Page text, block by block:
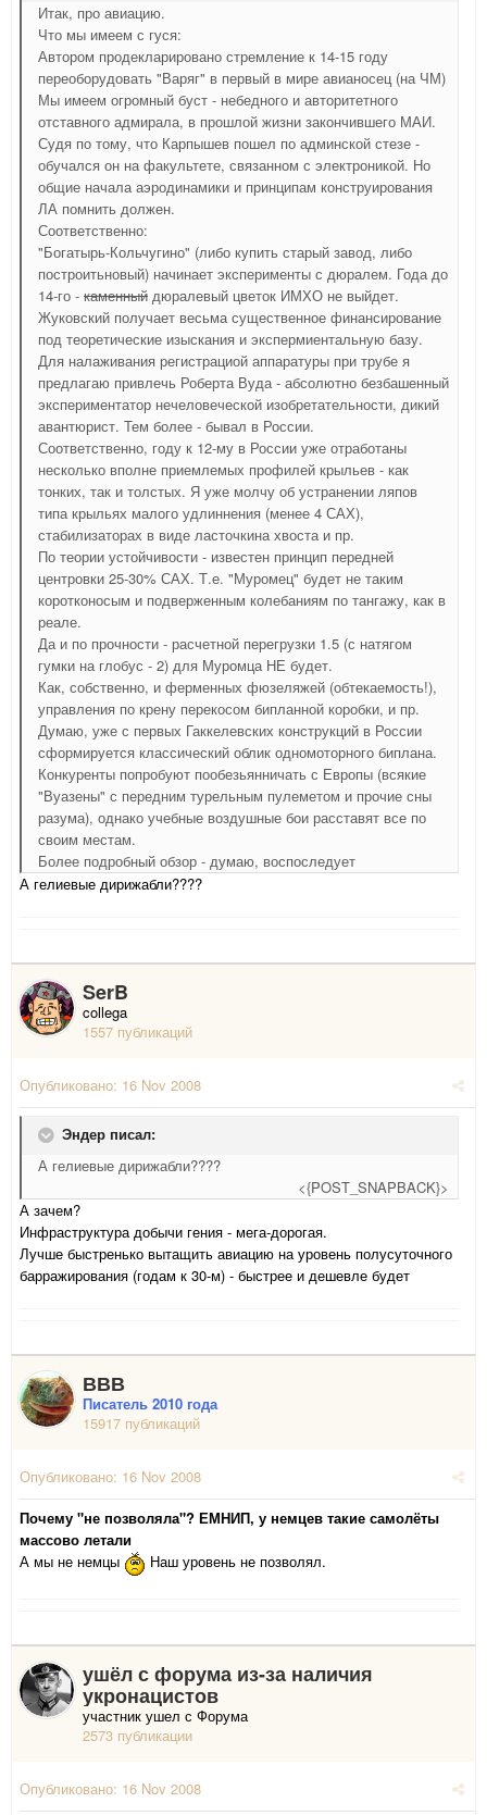
Итак, про авиацию.
Что мы имеем с гуся:
Автором продекларировано стремление к 14-15 году
переоборудовать "Варяг" в первый в мире авианосец (на ЧМ)
Мы имеем огромный буст - небедного и авторитетного
отставного адмирала, в прошлой жизни закончившего МАИ.
Судя по тому, что Карпышев пошел по админской стезе -
обучался он на факультете, связанном с электроникой. Но
общие начала аэродинамики и принципам конструирования
ЛА помнить должен.
Соответственно:
"Богатырь-Кольчугино" (либо купить старый завод, либо
построитьновый) начинает эксперименты с дюралем. Года до
14-го - каменный дюралевый цветок ИМХО не выйдет.
Жуковский получает весьма существенное финансирование
под теоретические изыскания и экспермиентальную базу.
Для налаживания регистрациой аппаратуры при трубе я
предлагаю привлечь Роберта Вуда - абсолютно безбашенный
экспериментатор нечеловеческой изобретательности, дикий
авантюрист. Тем более - бывал в России.
Соответственно, году к 12-му в России уже отработаны
несколько вполне приемлемых профилей крыльев - как
тонких, так и толстых. Я уже молчу об устранении ляпов
типа крыльях малого удлиннения (менее 4 САХ),
стабилизаторах в виде ласточкина хвоста и пр.
По теории устойчивости - известен принцип передней
центровки 25-30% САХ. Т.е. "Муромец" будет не таким
коротконосым и подверженным колебаниям по тангажу, как в
реале.
Да и по прочности - расчетной перегрузки 1.5 (с натягом
гумки на глобус - 2) для Муромца НЕ будет.
Как, собственно, и ферменных фюзеляжей (обтекаемость!),
управления по крену перекосом бипланной коробки, и пр.
Думаю, уже с первых Гаккелевских конструкций в России
сформируется классический облик одномоторного биплана.
Конкуренты попробуют пообезьянничать с Европы (всякие
"Вуазены" с передним турельным пулеметом и прочие сны
разума), однако учебные воздушные бои расставят все по
своим местам.
Более подробный обзор - думаю, воспоследует
А гелиевые дирижабли????
SerB
collega
1557 публикаций
Опубликовано: 16 Nov 2008
Эндер писал:
А гелиевые дирижабли????
<{POST_SNAPBACK}>
А зачем?
Инфраструктура добычи гения - мега-дорогая.
Лучше быстренько вытащить авиацию на уровень полусуточного
барражирования (годам к 30-м) - быстрее и дешевле будет
ВВВ
Писатель 2010 года
15917 публикаций
Опубликовано: 16 Nov 2008
Почему "не позволяла"? ЕМНИП, у немцев такие самолёты
массово летали
А мы не немцы
Наш уровень не позволял.
ушёл с форума из-за наличия
укронацистов
участник ушел с Форума
2573 публикации
Опубликовано: 16 Nov 2008